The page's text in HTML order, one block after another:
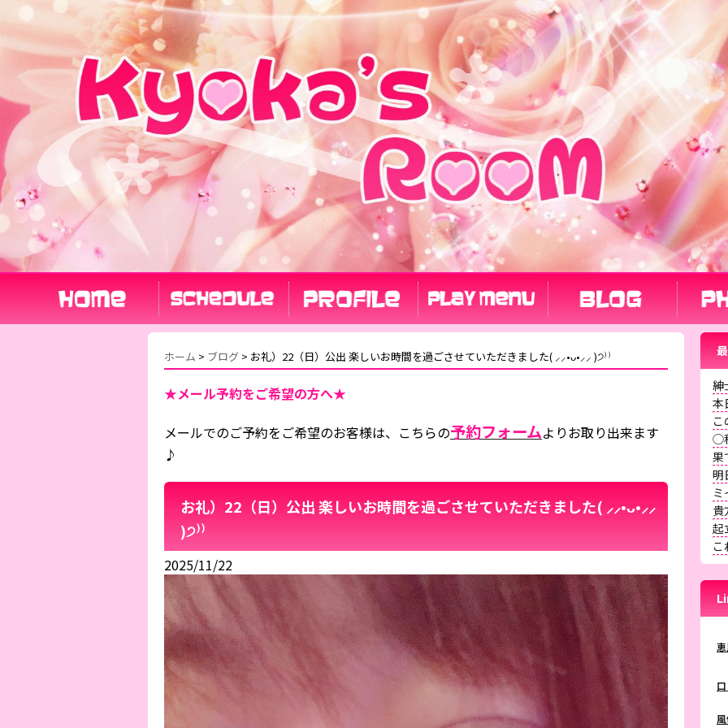
ホーム > ブログ > お礼）22（日）公出 楽しいお時間を過ごさせていただきました( ⸝⸝•ᴗ•⸝⸝ )੭⁾⁾
★メール予約をご希望の方へ★
メールでのご予約をご希望のお客様は、こちらの予約フォームよりお取り出来ます
♪
お礼）22（日）公出 楽しいお時間を過ごさせていただきました( ⸝⸝•ᴗ•⸝⸝
)੭⁾⁾
2025/11/22
紳
本
◯
果
明
貴
起